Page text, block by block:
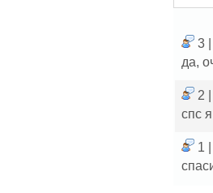
3 |
да,
2 |
спс
1 |